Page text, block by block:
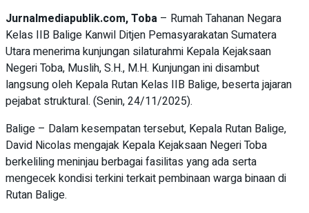
Jurnalmediapublik.com, Toba – Rumah Tahanan Negara
Kelas IIB Balige Kanwil Ditjen Pemasyarakatan Sumatera
Utara menerima kunjungan silaturahmi Kepala Kejaksaan
Negeri Toba, Muslih, S.H., M.H. Kunjungan ini disambut
langsung oleh Kepala Rutan Kelas IIB Balige, beserta jajaran
pejabat struktural. (Senin, 24/11/2025).
Balige – Dalam kesempatan tersebut, Kepala Rutan Balige,
David Nicolas mengajak Kepala Kejaksaan Negeri Toba
berkeliling meninjau berbagai fasilitas yang ada serta
mengecek kondisi terkini terkait pembinaan warga binaan di
Rutan Balige.